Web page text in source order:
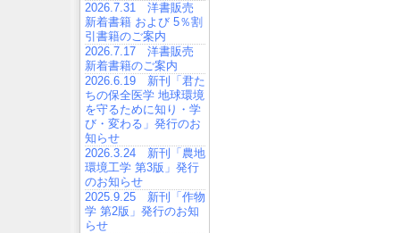
2026.7.31 洋書販売
新着書籍 および 5％割
引書籍のご案内
2026.7.17 洋書販売
新着書籍のご案内
2026.6.19 新刊「君た
ちの保全医学 地球環境
を守るために知り・学
び・変わる」発行のお
知らせ
2026.3.24 新刊「農地
環境工学 第3版」発行
のお知らせ
2025.9.25 新刊「作物
学 第2版」発行のお知
らせ